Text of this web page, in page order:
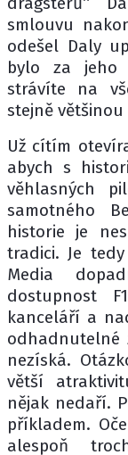
smlouvu
odešel Daly
bylo za jeho
strávíte na
stejně
Už cítím
abych s
věhlasných
samotného
historie je
tradici. Je
Media
dostupnost
kanceláří a
odhadnutelné
nezíská.
větší
nějak nedaří.
příkladem.
alespoň